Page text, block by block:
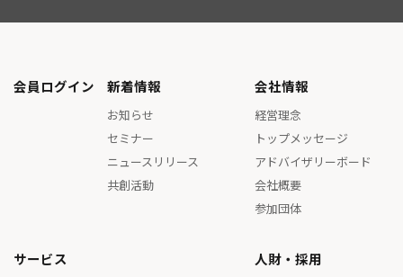
新着情報
お知らせ
セミナー
ニュースリリース
共創活動
会社情報
経営理念
トップメッセージ
アドバイザリーボード
会社概要
参加団体
サービス 人財・採用
会員ログイン